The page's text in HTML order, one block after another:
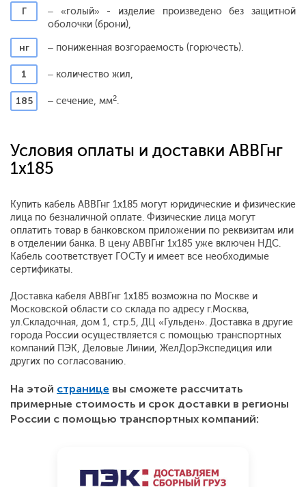
Г
– «голый» - изделие произведено без защитной
оболочки (брони),
нг
– пониженная возгораемость (горючесть).
1 – количество жил,
185 – сечение, мм2.
Условия оплаты и доставки АВВГнг
1x185
Купить кабель АВВГнг 1x185 могут юридические и физические
лица по безналичной оплате. Физические лица могут
оплатить товар в банковском приложении по реквизитам или
в отделении банка. В цену АВВГнг 1x185 уже включен НДС.
Кабель соответствует ГОСТу и имеет все необходимые
сертификаты.
Доставка кабеля АВВГнг 1x185 возможна по Москве и
Московской области со склада по адресу г.Москва,
ул.Складочная, дом 1, стр.5, ДЦ «Гульден». Доставка в другие
города России осуществляется с помощью транспортных
компаний ПЭК, Деловые Линии, ЖелДорЭкспедиция или
других по согласованию.
На этой странице вы сможете рассчитать
примерные стоимость и срок доставки в регионы
России с помощью транспортных компаний: